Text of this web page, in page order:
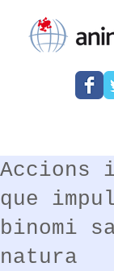
Accions
que
binomi
natura